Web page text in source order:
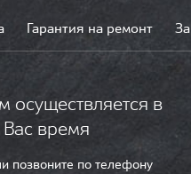
Гарантия на ремонт
осуществляется в
время
позвоните по телефону